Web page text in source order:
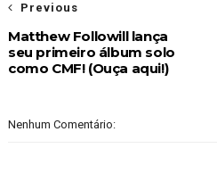
Previous
Matthew Followill lança
seu primeiro álbum solo
como CMF! (Ouça aqui!)
Nenhum Comentário: